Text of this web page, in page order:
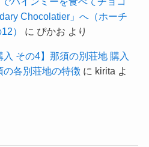
Chocolatier」へ（ホーチ
）
に ぴかお より
入 その4】那須の別荘地 購入
各別荘地の特徴に kirita よ